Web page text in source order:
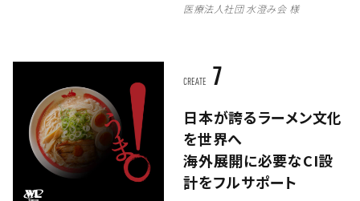
医療法人社団 水澄み会 様
CREATE 7
日本が誇るラーメン文化
を世界へ
海外展開に必要なCI設
計をフルサポート